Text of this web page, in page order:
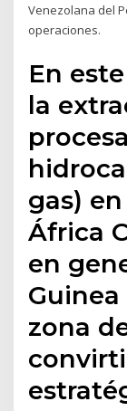
Venezolana del
operaciones.
En
la
gas)
África
en
zona